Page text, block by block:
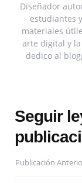
Diseñador
estudiantes
materiales
arte digital y
dedico al
Seguir
Publicación